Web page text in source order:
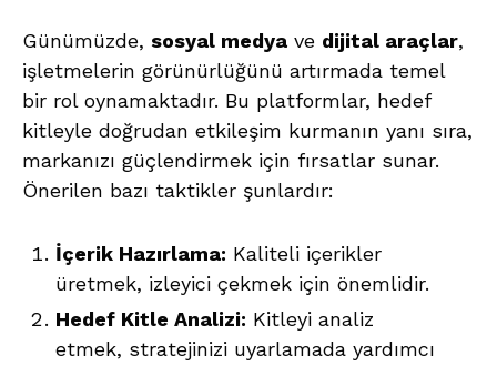
Günümüzde, sosyal medya ve dijital araçlar,
işletmelerin görünürlüğünü artırmada temel
bir rol oynamaktadır. Bu platformlar, hedef
kitleyle doğrudan etkileşim kurmanın yanı sıra,
markanızı güçlendirmek için fırsatlar sunar.
Önerilen bazı taktikler şunlardır:
İçerik Hazırlama: Kaliteli içerikler
üretmek, izleyici çekmek için önemlidir.
Hedef Kitle Analizi: Kitleyi analiz
etmek, stratejinizi uyarlamada yardımcı